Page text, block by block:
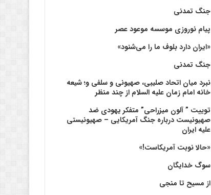
جنگ تمدنی
پیام نوروزی موسسه موعود عصر
«ایران دارد بلوف ما را می‌شنود»
جنگ تمدنی
نبرد میان اتحاد صلیبی، صهیونی و سلفی و؛ شیعه
خانه امام زمان علیه السلام از چند منظر
توییت ” آلون میزراحی” متفکر یهودی ضد
صهیونیست درباره جنگ آمریکایی – صهیونیستی
علیه ایران
«حالا نوبت آمریکاست!»
سوگ خدایگان
از مسیح تا منجی